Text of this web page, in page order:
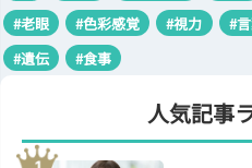
#老眼
#色彩感覚 #視力 #
#遺伝
#食事
人気記事